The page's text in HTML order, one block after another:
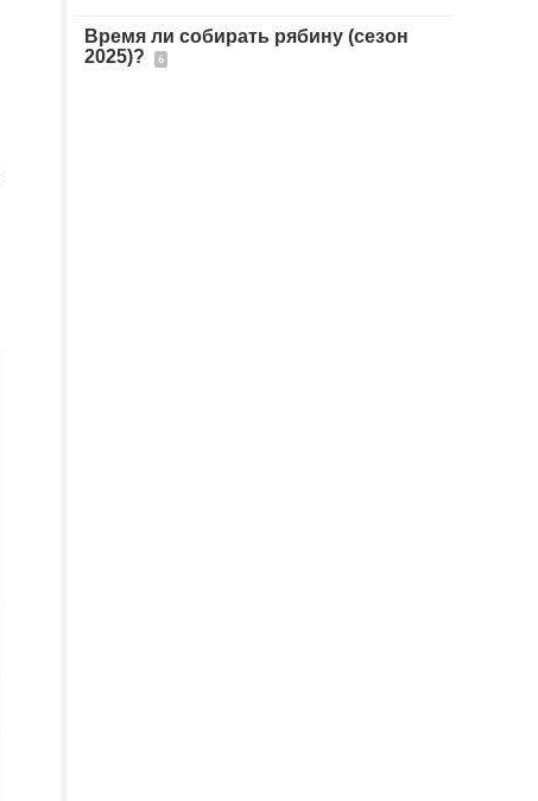
Время ли собирать рябину (сезон
2025)?
6